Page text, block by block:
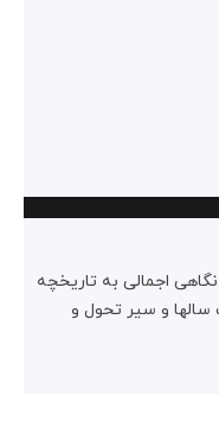
اجمالی به تاریخچه
و سیر تحول و